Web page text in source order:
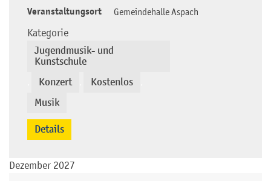
Veranstaltungsort Gemeindehalle Aspach
Kategorie
Jugendmusik- und
Kunstschule
Konzert Kostenlos
Musik
Details
Dezember 2027